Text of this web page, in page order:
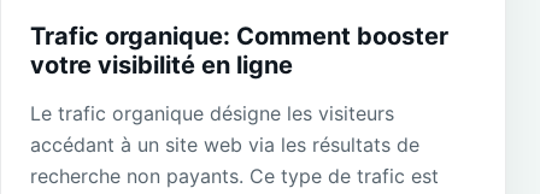
Trafic organique: Comment booster
votre visibilité en ligne
Le trafic organique désigne les visiteurs
accédant à un site web via les résultats de
recherche non payants. Ce type de trafic est